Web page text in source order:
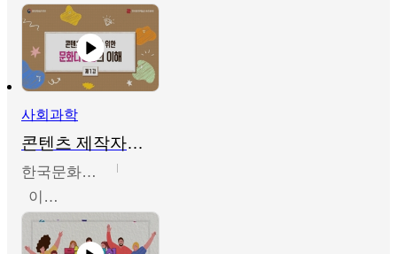
사회과학
콘텐츠 제작자를 위한 문화다양성의 이해
한국문화예술교육진흥원
이성민